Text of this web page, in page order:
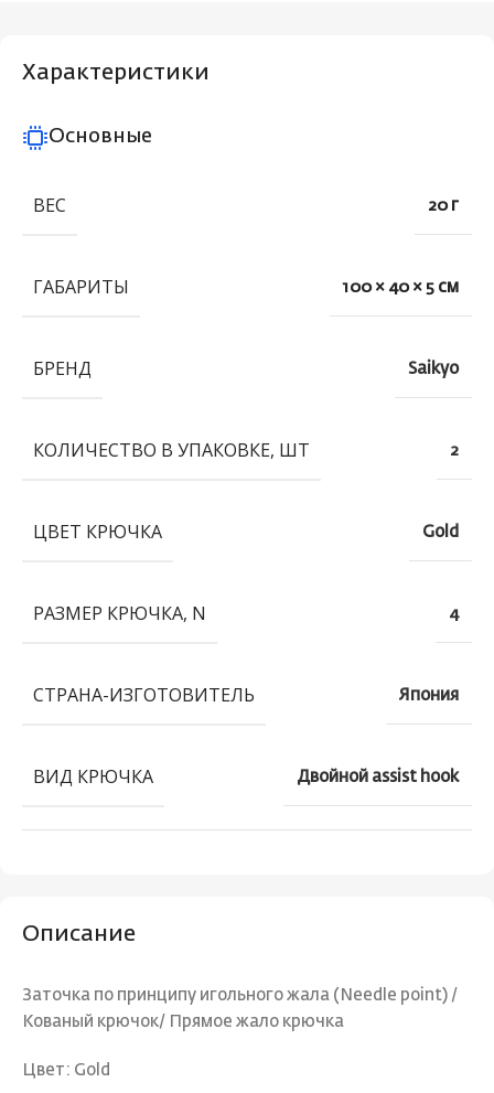
Описание
Заточка по принципу игольного жала (Needle point) /
Кованый крючок/ Прямое жало крючка
Цвет: Gold
Характеристики
Основные
ВЕС 20 г
ГАБАРИТЫ 100 × 40 × 5 см
БРЕНД Saikyo
КОЛИЧЕСТВО В УПАКОВКЕ, ШТ 2
ЦВЕТ КРЮЧКА Gold
РАЗМЕР КРЮЧКА, N 4
СТРАНА-ИЗГОТОВИТЕЛЬ Япония
ВИД КРЮЧКА Двойной assist hook